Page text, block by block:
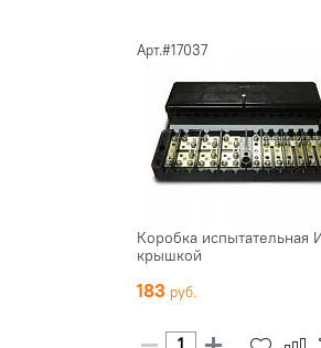
Арт.#17037
Коробка испытательная
крышкой
183